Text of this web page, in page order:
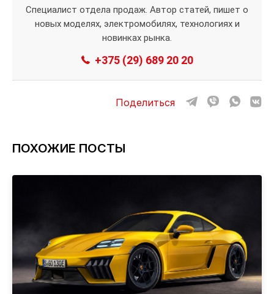
Специалист отдела продаж. Автор статей, пишет о
новых моделях, электромобилях, технологиях и
новинках рынка.
+375 (29) 689 20 20
Поделиться
ПОХОЖИЕ ПОСТЫ